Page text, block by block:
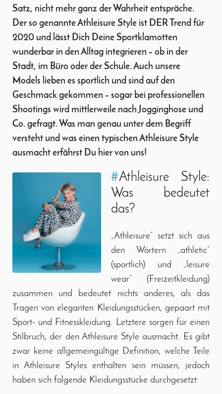
Satz, nicht mehr ganz der Wahrheit entspräche.
Der so genannte Athleisure Style ist DER Trend für
2020 und lässt Dich Deine Sportklamotten
wunderbar in den Alltag integrieren – ob in der
Stadt, im Büro oder der Schule. Auch unsere
Models lieben es sportlich und sind auf den
Geschmack gekommen – sogar bei professionellen
Shootings wird mittlerweile nach Jogginghose und
Co. gefragt. Was man genau unter dem Begriff
versteht und was einen typischen Athleisure Style
ausmacht erfährst Du hier von uns!
#Athleisure Style:
Was bedeutet
das?
„Athleisure“ setzt sich aus
den Wörtern „athletic“
(sportlich) und „leisure
wear“ (Freizeitkleidung)
zusammen und bedeutet nichts anderes, als das
Tragen von eleganten Kleidungsstücken, gepaart mit
Sport- und Fitnesskleidung. Letztere sorgen für einen
Stilbruch, der den Athleisure Style ausmacht. Es gibt
zwar keine allgemeingültige Definition, welche Teile
in Athleisure Styles enthalten sein müssen, jedoch
haben sich folgende Kleidungsstücke durchgesetzt: